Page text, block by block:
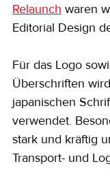
Relaunch waren
Editorial Design
Für das Logo
Überschriften
japanischen
verwendet.
stark und kräftig
Transport- und